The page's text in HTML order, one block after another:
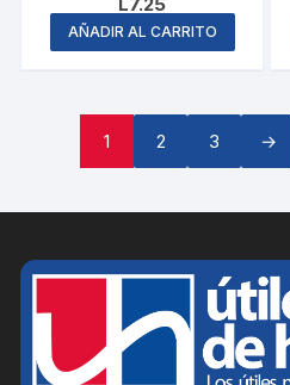
AÑADIR AL CARRITO
1 2 3 →